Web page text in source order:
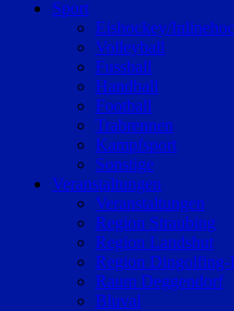
Sport
Eishockey/
Volleyball
Fussball
Handball
Football
Trabrennen
Kampfsport
Sonstige
Veranstaltungen
Veranstaltungen
Region Straubing
Region Landshut
Region Dingolfing-
Raum Deggendorf
Bluval